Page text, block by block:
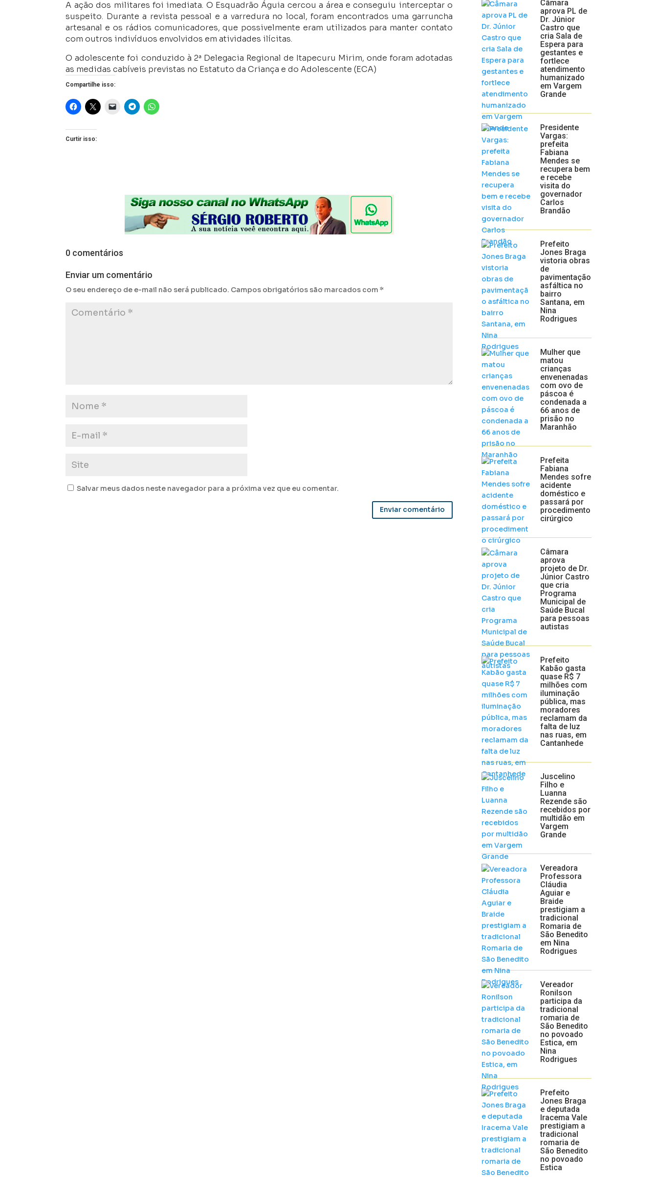
A ação dos militares foi imediata. O Esquadrão Águia cercou a área e conseguiu interceptar o
suspeito. Durante a revista pessoal e a varredura no local, foram encontrados uma garruncha
artesanal e os rádios comunicadores, que possivelmente eram utilizados para manter contato
com outros indivíduos envolvidos em atividades ilícitas.
O adolescente foi conduzido à 2ª Delegacia Regional de Itapecuru Mirim, onde foram adotadas
as medidas cabíveis previstas no Estatuto da Criança e do Adolescente (ECA)
Compartilhe isso:
Curtir isso:
0 comentários
Enviar um comentário
O seu endereço de e-mail não será publicado. Campos obrigatórios são marcados com*
Salvar meus dados neste navegador para a próxima vez que eu comentar.
Enviar comentário
Câmara
aprova PL de
Dr. Júnior
Castro que
cria Sala de
Espera para
gestantes e
fortlece
atendimento
humanizado
em Vargem
Grande
Presidente
Vargas:
prefeita
Fabiana
Mendes se
recupera bem
e recebe
visita do
governador
Carlos
Brandão
Prefeito
Jones Braga
vistoria obras
de
pavimentação
asfáltica no
bairro
Santana, em
Nina
Rodrigues
Mulher que
matou
crianças
envenenadas
com ovo de
páscoa é
condenada a
66 anos de
prisão no
Maranhão
Prefeita
Fabiana
Mendes sofre
acidente
doméstico e
passará por
procedimento
cirúrgico
Câmara
aprova
projeto de Dr.
Júnior Castro
que cria
Programa
Municipal de
Saúde Bucal
para pessoas
autistas
Prefeito
Kabão gasta
quase R$ 7
milhões com
iluminação
pública, mas
moradores
reclamam da
falta de luz
nas ruas, em
Cantanhede
Juscelino
Filho e
Luanna
Rezende são
recebidos por
multidão em
Vargem
Grande
Vereadora
Professora
Cláudia
Aguiar e
Braide
prestigiam a
tradicional
Romaria de
São Benedito
em Nina
Rodrigues
Vereador
Ronilson
participa da
tradicional
romaria de
São Benedito
no povoado
Estica, em
Nina
Rodrigues
Prefeito
Jones Braga
e deputada
Iracema Vale
prestigiam a
tradicional
romaria de
São Benedito
no povoado
Estica